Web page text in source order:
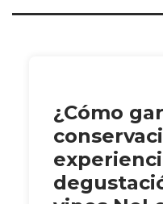
¿Cómo